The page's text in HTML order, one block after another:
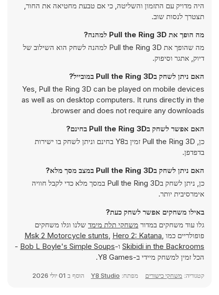
היה מדויק עם התזמון והשליטה, כי אם טבעת מחטיאה את החור,
תצטרך לנסות שוב.
מה הופך את Pull the Ring 3D למהנה?
מה שהופך את Pull the Ring 3D למהנה לשחק הוא השילוב של
דיוק, אתגר וסיפוק.
האם ניתן לשחק בPull the Ring 3D במובייל?
Yes, Pull the Ring 3D can be played on mobile devices
as well as on desktop computers. It runs directly in the
browser and does not require any downloads.
האם אפשר לשחק בPull the Ring 3D בחינם?
כן, Pull the Ring 3D זמין בY8 בחינם וניתן לשחק בו ישירות
בדפדפן.
האם ניתן לשחק בPull the Ring 3D במצב מסך מלא?
כן, ניתן לשחק בPull the Ring 3D במסך מלא כדי לקבל חוויה
אימרסיבית יותר.
באילו משחקים אפשר לשחק כעת?
גלו עוד משחקים במדור משחקי תלת מימד שלנו וגלו משחקים
פופולריים כמו
Msk 2 Motorcycle stunts, Hero 2: Katana,
Skibidi in the Backrooms ו-Bob L Boyle's Simple Soups
-
הכל זמין למשחק מיידי ב-Y8 Games.
קטגוריה: משחקי כישורים מפתח: Y8 Studio הוסף ב 01 יולי 2026